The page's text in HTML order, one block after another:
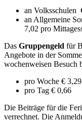
an Volksschulen
an Allgemeine
7,02 pro
Das Gruppengeld für
Angebote in der
wochenweisen Besuch
pro Woche € 3,29
pro Tag € 0,66
Die Beiträge für die
verrechnet. Die